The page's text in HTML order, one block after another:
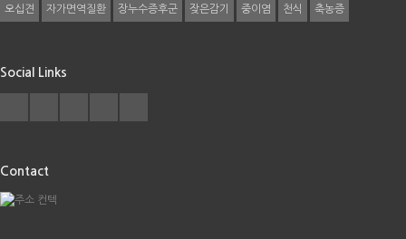
오십견 자가면역질환 장누수증후군 잦은감기 중이염 천식 축농증
Social Links
Contact